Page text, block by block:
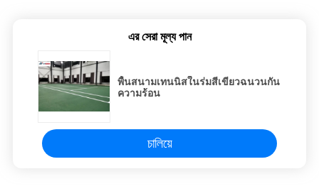
এর সেরা মূল্য পান
พื้นสนามเทนนิสในร่มสีเขียวฉนวนกัน
ความร้อน
চালিয়ে